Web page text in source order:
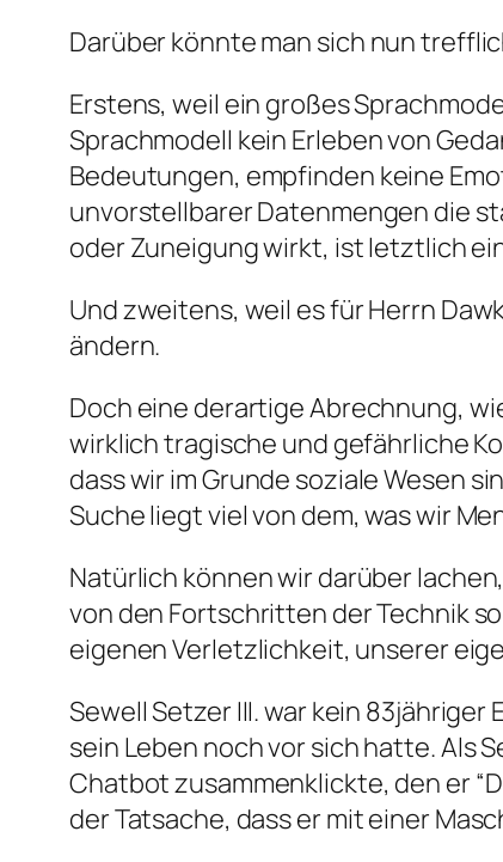
Darüber könnte man sich nun
Erstens, weil ein großes
Sprachmodell kein Erleben von
Bedeutungen, empfinden keine
unvorstellbarer Datenmengen die
oder Zuneigung wirkt, ist letztlich
Und zweitens, weil es für Herrn
ändern.
Doch eine derartige Abrechnung,
wirklich tragische und gefährliche
dass wir im Grunde soziale Wesen
Suche liegt viel von dem, was wir
Natürlich können wir darüber
von den Fortschritten der Technik
eigenen Verletzlichkeit, unserer
Sewell Setzer III. war kein
sein Leben noch vor sich hatte. Als
Chatbot zusammenklickte, den er
der Tatsache, dass er mit einer